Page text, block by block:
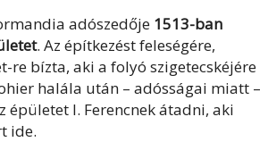
adószedője 1513-ban
. Az építkezést feleségére,
re bízta, aki a folyó szigetecskéjére
halála után – adósságai miatt –
épületet I. Ferencnek átadni, aki
ide.